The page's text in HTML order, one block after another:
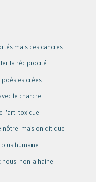
mais des cancres
la réciprocité
poésies citées
le chancre
l’art, toxique
nôtre, mais on dit que
plus humaine
nous, non la haine